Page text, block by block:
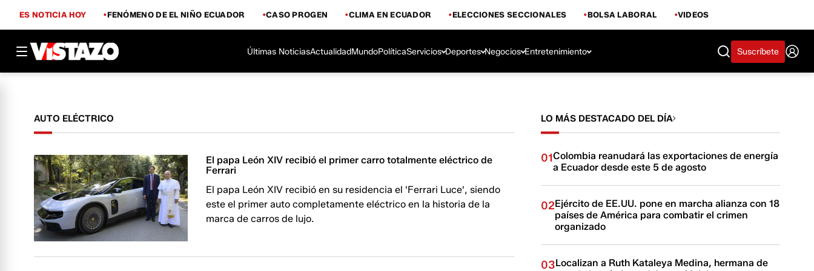
ES NOTICIA HOY FENÓMENO DE EL NIÑO ECUADOR CASO PROGEN CLIMA EN ECUADOR ELECCIONES SECCIONALES BOLSA LABORAL VIDEOS
Últimas NoticiasActualidadMundoPolíticaServicios Deportes Negocios Entretenimiento Suscríbete
AUTO ELÉCTRICO
El papa León XIV recibió el primer carro totalmente eléctrico de
Ferrari
El papa León XIV recibió en su residencia el 'Ferrari Luce', siendo
este el primer auto completamente eléctrico en la historia de la
marca de carros de lujo.
LO MÁS DESTACADO DEL DÍA
01Colombia reanudará las exportaciones de energía
a Ecuador desde este 5 de agosto
02Ejército de EE.UU. pone en marcha alianza con 18
países de América para combatir el crimen
organizado
03Localizan a Ruth Kataleya Medina, hermana de